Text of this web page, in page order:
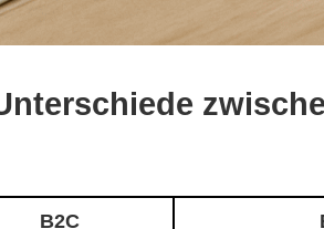
B2C